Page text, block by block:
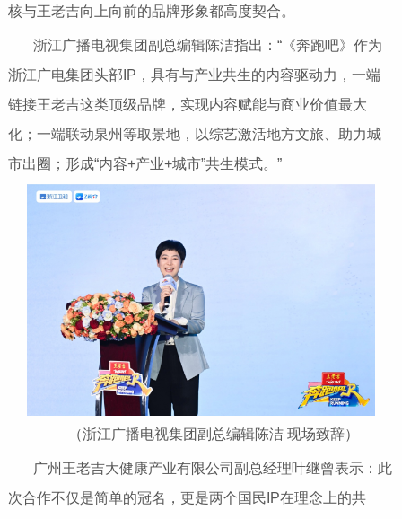
核与王老吉向上向前的品牌形象都高度契合。
浙江广播电视集团副总编辑陈洁指出：“《奔跑吧》作为
浙江广电集团头部IP，具有与产业共生的内容驱动力，一端
链接王老吉这类顶级品牌，实现内容赋能与商业价值最大
化；一端联动泉州等取景地，以综艺激活地方文旅、助力城
市出圈；形成“内容+产业+城市”共生模式。”
（浙江广播电视集团副总编辑陈洁 现场致辞）
广州王老吉大健康产业有限公司副总经理叶继曾表示：此
次合作不仅是简单的冠名，更是两个国民IP在理念上的共